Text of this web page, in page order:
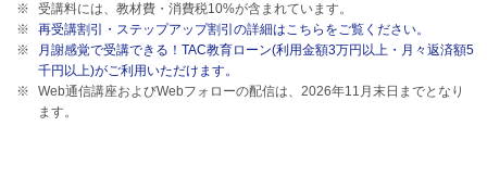
受講料には、教材費・消費税10%が含まれています。
再受講割引・ステップアップ割引の詳細はこちらをご覧ください。
月謝感覚で受講できる！TAC教育ローン(利用金額3万円以上・月々返済額5
千円以上)がご利用いただけます。
Web通信講座およびWebフォローの配信は、2026年11月末日までとなり
ます。